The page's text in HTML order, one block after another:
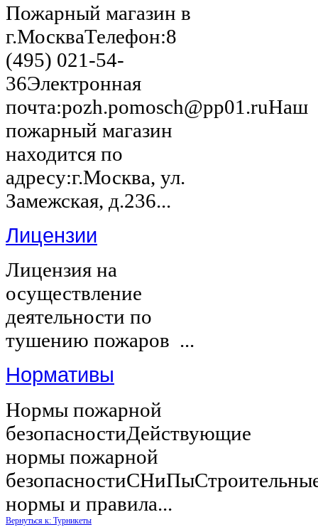
Пожарный магазин в
г.МоскваТелефон:8
(495) 021-54-
36Электронная
почта:pozh.pomosch@pp01.ruНаш
пожарный магазин
находится по
адресу:г.Москва, ул.
Замежская, д.236...
Лицензии
Лицензия на
осуществление
деятельности по
тушению пожаров ...
Нормативы
Нормы пожарной
безопасностиДействующие
нормы пожарной
нормы и правила...
Вернуться к: Турникеты